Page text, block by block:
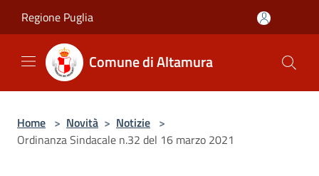
Regione Puglia
Comune di Altamura
Home > Novità > Notizie >
Ordinanza Sindacale n.32 del 16 marzo 2021